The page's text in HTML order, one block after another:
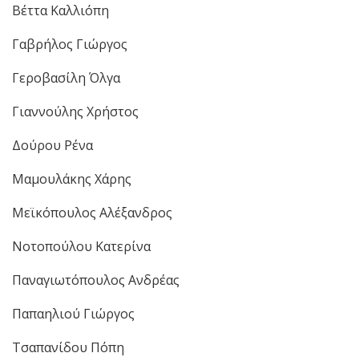
Βέττα Καλλιόπη
Γαβρήλος Γιώργος
Γεροβασίλη Όλγα
Γιαννούλης Χρήστος
Δούρου Ρένα
Μαμουλάκης Χάρης
Μεϊκόπουλος Αλέξανδρος
Νοτοπούλου Κατερίνα
Παναγιωτόπουλος Ανδρέας
Παπαηλιού Γιώργος
Τσαπανίδου Πόπη